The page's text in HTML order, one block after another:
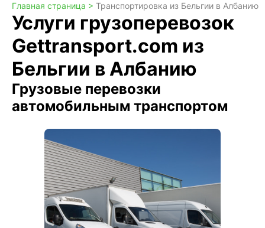
Главная страница > Транспортировка из Бельгии в Албанию
Услуги грузоперевозок
Gettransport.com из
Бельгии в Албанию
Грузовые перевозки
автомобильным транспортом